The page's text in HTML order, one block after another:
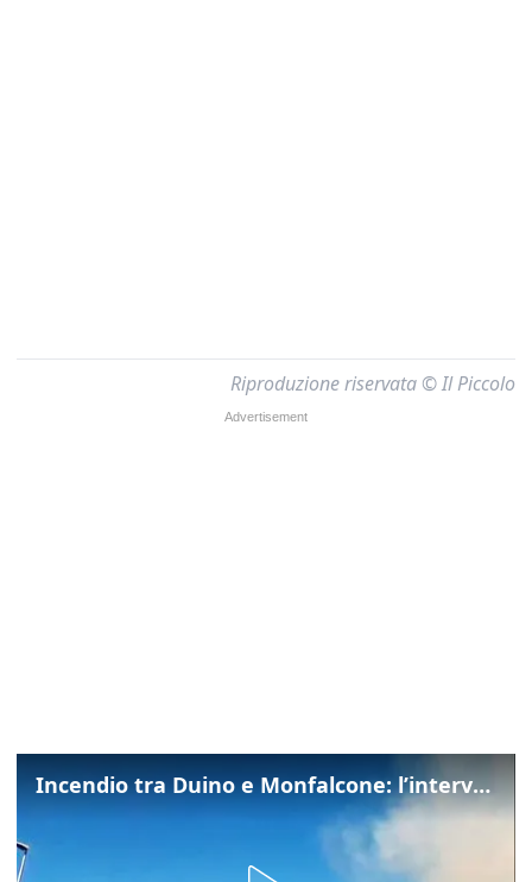
Riproduzione riservata © Il Piccolo
Incendio tra Duino e Monfalcone: l’intervento dei vigili del fuoco